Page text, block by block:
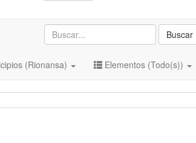
Buscar
(Rionansa) Elementos (Todo(s))